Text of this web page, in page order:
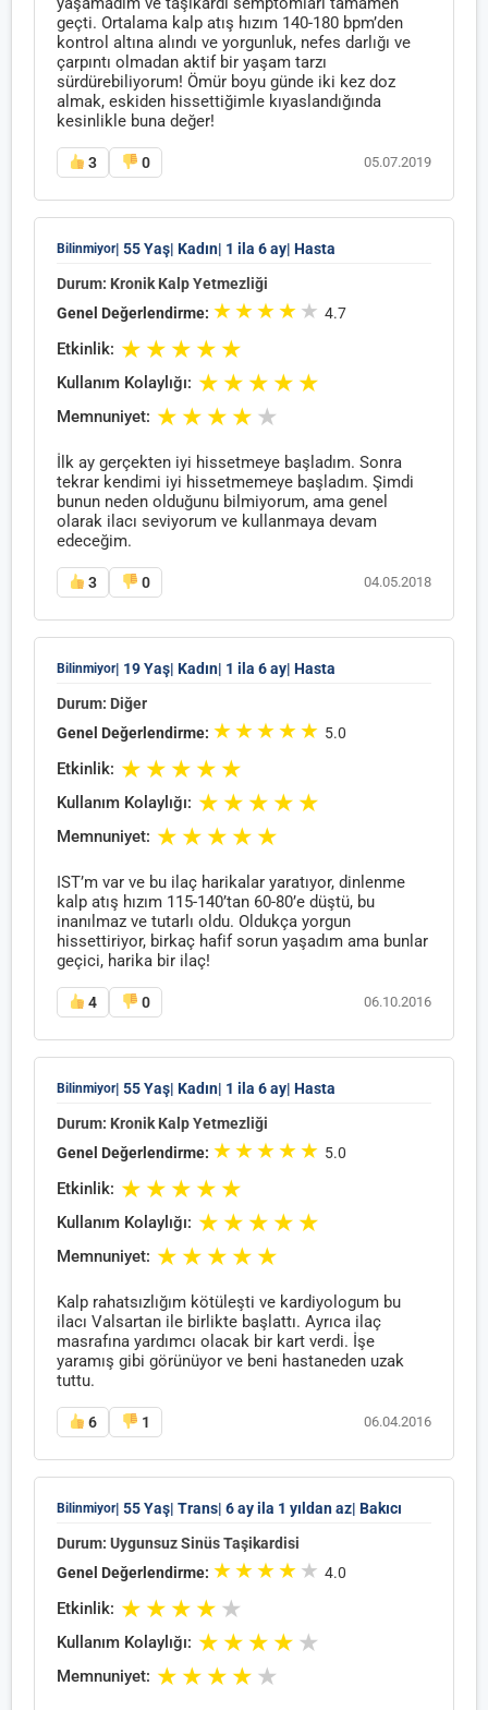
geçti. Ortalama kalp atış hızım 140-180 bpm’den
kontrol altına alındı ve yorgunluk, nefes darlığı ve
çarpıntı olmadan aktif bir yaşam tarzı
sürdürebiliyorum! Ömür boyu günde iki kez doz
almak, eskiden hissettiğimle kıyaslandığında
kesinlikle buna değer!
3 0 05.07.2019
Bilinmiyor| 55 Yaş| Kadın| 1 ila 6 ay| Hasta
Durum: Kronik Kalp Yetmezliği
Genel Değerlendirme: ★★★★ ★ 4.7
Etkinlik: ★ ★ ★ ★ ★
Kullanım Kolaylığı: ★ ★ ★ ★ ★
Memnuniyet: ★ ★ ★ ★ ★
İlk ay gerçekten iyi hissetmeye başladım. Sonra
tekrar kendimi iyi hissetmemeye başladım. Şimdi
bunun neden olduğunu bilmiyorum, ama genel
olarak ilacı seviyorum ve kullanmaya devam
edeceğim.
3 0 04.05.2018
Bilinmiyor| 19 Yaş| Kadın| 1 ila 6 ay| Hasta
Durum: Diğer
Genel Değerlendirme: ★★★★★ 5.0
Etkinlik: ★ ★ ★ ★ ★
Kullanım Kolaylığı: ★ ★ ★ ★ ★
Memnuniyet: ★ ★ ★ ★ ★
IST’m var ve bu ilaç harikalar yaratıyor, dinlenme
kalp atış hızım 115-140’tan 60-80’e düştü, bu
inanılmaz ve tutarlı oldu. Oldukça yorgun
hissettiriyor, birkaç hafif sorun yaşadım ama bunlar
geçici, harika bir ilaç!
4 0 06.10.2016
Bilinmiyor| 55 Yaş| Kadın| 1 ila 6 ay| Hasta
Durum: Kronik Kalp Yetmezliği
Genel Değerlendirme: ★★★★★ 5.0
Etkinlik: ★ ★ ★ ★ ★
Kullanım Kolaylığı: ★ ★ ★ ★ ★
Memnuniyet: ★ ★ ★ ★ ★
Kalp rahatsızlığım kötüleşti ve kardiyologum bu
ilacı Valsartan ile birlikte başlattı. Ayrıca ilaç
masrafına yardımcı olacak bir kart verdi. İşe
yaramış gibi görünüyor ve beni hastaneden uzak
tuttu.
6 1 06.04.2016
Bilinmiyor| 55 Yaş| Trans| 6 ay ila 1 yıldan az| Bakıcı
Durum: Uygunsuz Sinüs Taşikardisi
Genel Değerlendirme: ★★★★ ★ 4.0
Etkinlik: ★ ★ ★ ★ ★
Kullanım Kolaylığı: ★ ★ ★ ★ ★
Memnuniyet: ★ ★ ★ ★ ★